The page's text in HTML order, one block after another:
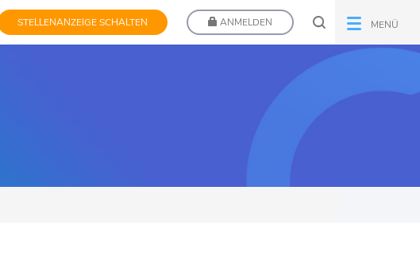
STELLENANZEIGE SCHALTEN ANMELDEN MENÜ